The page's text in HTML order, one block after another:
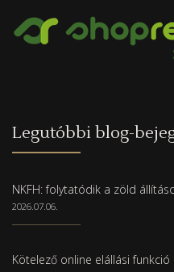
Legutóbbi blog-
NKFH: folytatódik a zöld
2026.07.06.
Kötelező online elállási